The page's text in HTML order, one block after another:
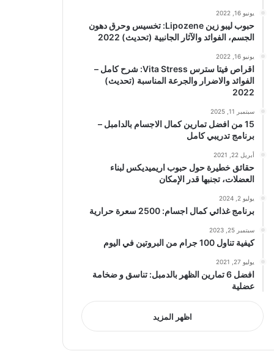
يونيو 16, 2022
حبوب ليبو زين Lipozene: تخسيس وحرق دهون
الجسم، الفوائد والآثار الجانبية (تحديث) 2022
يونيو 16, 2022
اقراص فيتا سترس Vita Stress: شرح كامل –
الفوائد والاضرار والجرعة المناسبة (تحديث)
2022
سبتمبر 11, 2025
15 من افضل تمارين كمال الاجسام بالدامبل –
برنامج تدريبي كامل
أبريل 22, 2021
حقائق خطيرة حول حبوب اريميديكس لبناء
العضلات، تجنبها قدر الإمكان
يوليو 2, 2024
برنامج غذائي كمال اجسام: 2500 سعرة حرارية
سبتمبر 25, 2023
كيفية تناول 100 جرام من البروتين في اليوم
يوليو 27, 2021
افضل 6 تمارين الظهر بالدمبل: تناسق و ضخامة
عضلية
اظهر المزيد